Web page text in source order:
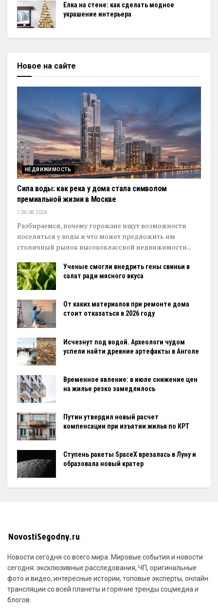
Елка на стене: как сделать модное
украшение интерьера
Новое на сайте
НЕДВИЖИМОСТЬ
Сила воды: как река у дома стала символом
премиальной жизни в Москве
06.08.2026
Разбираемся, почему горожане ищут возможности
поселиться у воды и что может предложить им
столичный рынок высококлассной недвижимости...
Ученые смогли внедрить гены свиньи в
салат ради мясного вкуса
От каких материалов при ремонте дома
стоит отказаться в 2026 году
Исчезнут под водой. Археологи чудом
успели найти древние артефакты в Анголе
Временное явление: в июле снижение цен
на жилье резко замедлилось
Путин утвердил новый расчет
компенсации при изъятии жилья по КРТ
Ступень ракеты SpaceX врезалась в Луну и
образовала новый кратер
Новости сегодня со всего мира. Мировые события и новости
сегодня: эксклюзивные расследования, ЧП, оригинальные
фото и видео, интересные истории, топовые эксперты, онлайн
трансляции со всей планеты и горячие тренды соцмедиа и
блогов.